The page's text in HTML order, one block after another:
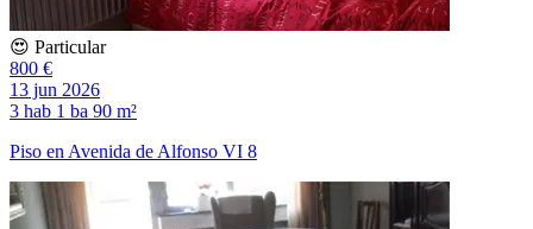
😍 Particular
800 €
13 jun 2026
3 hab 1 ba 90 m²
Piso en Avenida de Alfonso VI 8